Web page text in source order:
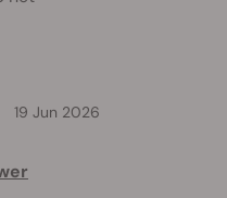
19 Jun 2026